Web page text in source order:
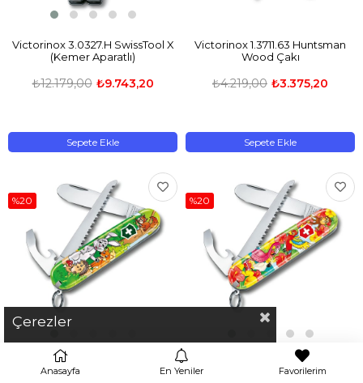
Victorinox 3.0327.H SwissTool X
(Kemer Aparatlı)
₺9.743,20
₺12.179,00
Sepete Ekle
Victorinox 1.3711.63 Huntsman
Wood Çakı
₺3.375,20
₺4.219,00
Sepete Ekle
​Victorinox 0.2373.E2 My First
Victorinox Tavşan Desenli Çakı
%20
​Victorinox 0.2373.E3 My First
Victorinox Papağan Desenli
%20
Çerezler
Anasayfa En Yeniler Favorilerim